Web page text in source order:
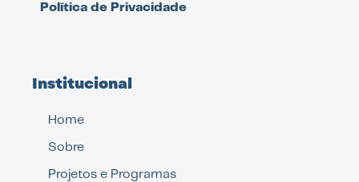
Política de Privacidade
Institucional
Home
Sobre
Projetos e Programas